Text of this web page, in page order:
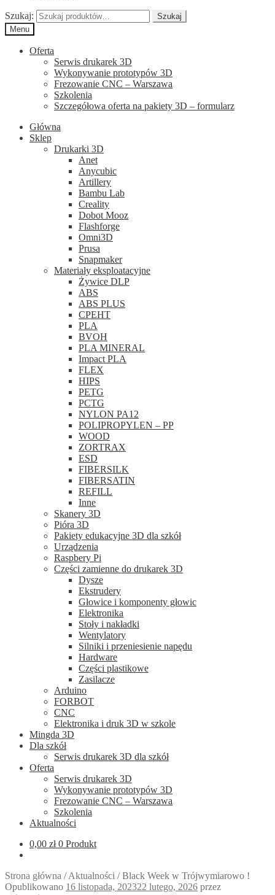
Szukaj:
Szukaj
Menu
Oferta
Serwis drukarek 3D
Wykonywanie prototypów 3D
Frezowanie CNC – Warszawa
Szkolenia
Szczegółowa oferta na pakiety 3D – formularz
Główna
Sklep
Drukarki 3D
Anet
Anycubic
Artillery
Bambu Lab
Creality
Dobot Mooz
Flashforge
Omni3D
Prusa
Snapmaker
Materiały eksploatacyjne
Żywice DLP
ABS
ABS PLUS
CPEHT
PLA
BVOH
PLA MINERAL
Impact PLA
FLEX
HIPS
PETG
PCTG
NYLON PA12
POLIPROPYLEN – PP
WOOD
ZORTRAX
ESD
FIBERSILK
FIBERSATIN
REFILL
Inne
Skanery 3D
Pióra 3D
Pakiety edukacyjne 3D dla szkół
Urządzenia
Raspbery Pi
Części zamienne do drukarek 3D
Dysze
Ekstrudery
Głowice i komponenty głowic
Elektronika
Stoły i nakładki
Wentylatory
Silniki i przeniesienie napędu
Hardware
Części plastikowe
Zasilacze
Arduino
FORBOT
CNC
Elektronika i druk 3D w szkole
Mingda 3D
Dla szkół
Serwis drukarek 3D dla szkół
Oferta
Serwis drukarek 3D
Wykonywanie prototypów 3D
Frezowanie CNC – Warszawa
Szkolenia
Aktualności
0,00 zł 0 Produkt
Strona główna /Aktualności /Black Week w Trójwymiarowo !
Opublikowano 16 listopada, 202322 lutego, 2026 przez